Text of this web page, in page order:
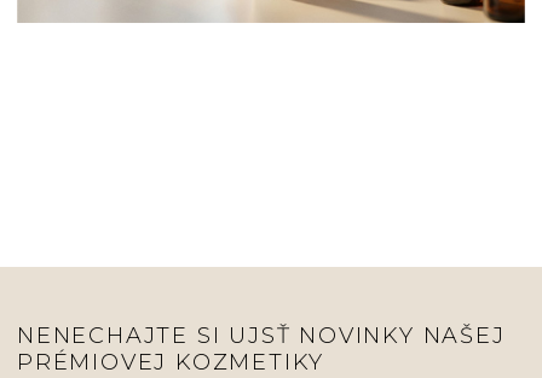
NENECHAJTE SI UJSŤ NOVINKY NAŠEJ
PRÉMIOVEJ KOZMETIKY